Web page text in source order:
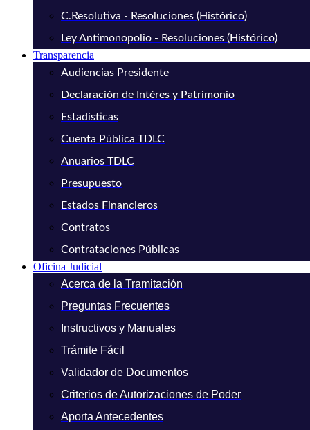
C.Resolutiva - Resoluciones (Histórico)
Ley Antimonopolio - Resoluciones (Histórico)
Transparencia
Audiencias Presidente
Declaración de Intéres y Patrimonio
Estadísticas
Cuenta Pública TDLC
Anuarios TDLC
Presupuesto
Estados Financieros
Contratos
Contrataciones Públicas
Oficina Judicial
Acerca de la Tramitación
Preguntas Frecuentes
Instructivos y Manuales
Trámite Fácil
Validador de Documentos
Criterios de Autorizaciones de Poder
Aporta Antecedentes